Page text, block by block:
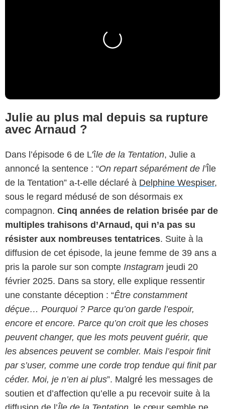
Julie au plus mal depuis sa rupture
avec Arnaud ?
Dans l’épisode 6 de L'île de la Tentation, Julie a
annoncé la sentence : “On repart séparément de l’Île
de la Tentation” a-t-elle déclaré à Delphine Wespiser,
sous le regard médusé de son désormais ex
compagnon. Cinq années de relation brisée par de
multiples trahisons d’Arnaud, qui n’a pas su
résister aux nombreuses tentatrices. Suite à la
diffusion de cet épisode, la jeune femme de 39 ans a
pris la parole sur son compte Instagram jeudi 20
février 2025. Dans sa story, elle explique ressentir
une constante déception : “Être constamment
déçue… Pourquoi ? Parce qu’on garde l’espoir,
encore et encore. Parce qu’on croit que les choses
peuvent changer, que les mots peuvent guérir, que
les absences peuvent se combler. Mais l’espoir finit
par s’user, comme une corde trop tendue qui finit par
céder. Moi, je n’en ai plus”. Malgré les messages de
soutien et d’affection qu’elle a pu recevoir suite à la